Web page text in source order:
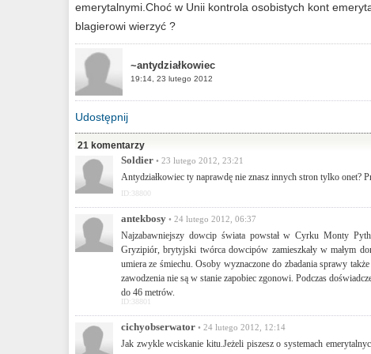
emerytalnymi.Choć w Unii kontrola osobistych kont
blagierowi wierzyć ?
~antydziałkowiec
19:14, 23 lutego 2012
Udostępnij
21 komentarzy
Soldier • 23 lutego 2012, 23:21
Antydziałkowiec ty naprawdę nie znasz innych stron tylko onet?
ID:38800
antekbosy • 24 lutego 2012, 06:37
Najzabawniejszy dowcip świata powstał w Cyrku Monty
Gryzipiór, brytyjski twórca dowcipów zamieszkały w małym
umiera ze śmiechu. Osoby wyznaczone do zbadania sprawy
zawodzenia nie są w stanie zapobiec zgonowi. Podczas
do 46 metrów.
ID:38801
cichyobserwator • 24 lutego 2012, 12:14
Jak zwykle wciskanie kitu.Jeżeli piszesz o systemach